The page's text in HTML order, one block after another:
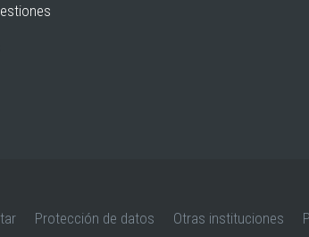
Protección de datos Otras instituciones